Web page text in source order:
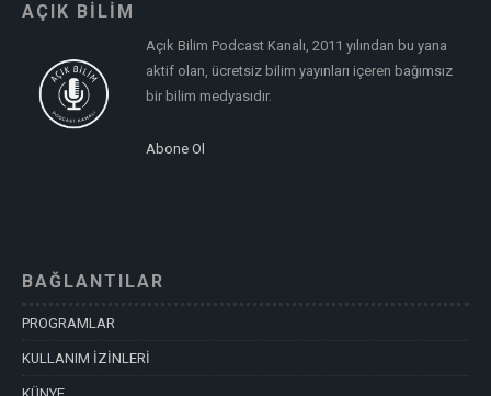
AÇIK BİLİM
Açık Bilim Podcast Kanalı, 2011 yılından bu yana
aktif olan, ücretsiz bilim yayınları içeren bağımsız
bir bilim medyasıdır.
Abone Ol
BAĞLANTILAR
PROGRAMLAR
KULLANIM İZİNLERİ